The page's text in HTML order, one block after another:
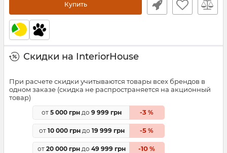
Купить
Скидки на InteriorHouse
При расчете скидки учитываются товары всех брендов в
одном заказе (скидка не распространяется на акционный
товар)
от 5 000 грн до 9 999 грн -3 %
от 10 000 грндо 19 999 грн -5 %
от 20 000 грн до 49 999 грн -10 %